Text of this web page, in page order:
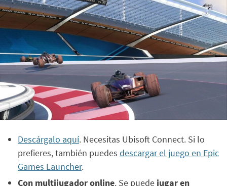
Descárgalo aquí. Necesitas Ubisoft Connect. Si lo
prefieres, también puedes descargar el juego en Epic
Games Launcher.
Con multijugador online. Se puede jugar en